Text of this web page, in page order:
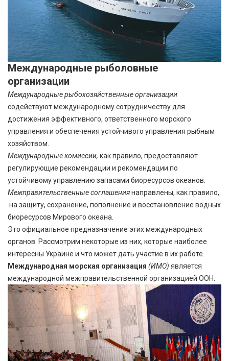
Международные рыболовные
организации
Международные рыбохозяйственные организации
содействуют международному сотрудничеству для
достижения эффективного, ответственного морского
управления и обеспечения устойчивого управления рыбным
хозяйством.
Международные комиссии, как правило, предоставляют
регулирующие рекомендации и рекомендации по
устойчивому управлению запасами биоресурсов океанов.
Межправительственные соглашениянаправлены, как правило,
на защиту, сохранение, пополнение и восстановление водных
биоресурсов Мирового океана.
Это официальное предназначение этих международных
органов. Рассмотрим некоторые из них, которые наиболее
интересны Украине и что может дать участие в их работе.
Международная морская организация (ИМО) является
международной межправительственной организацией ООН.